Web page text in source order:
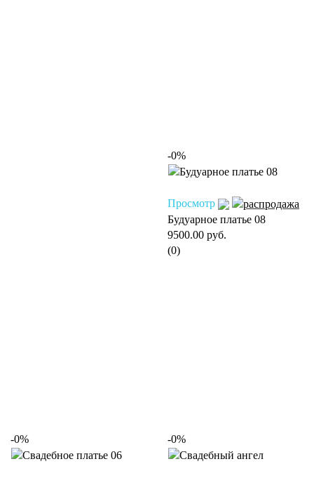
-0%
Просмотр
Будуарное платье 08
9500.00 руб.
(0)
-0% -0%